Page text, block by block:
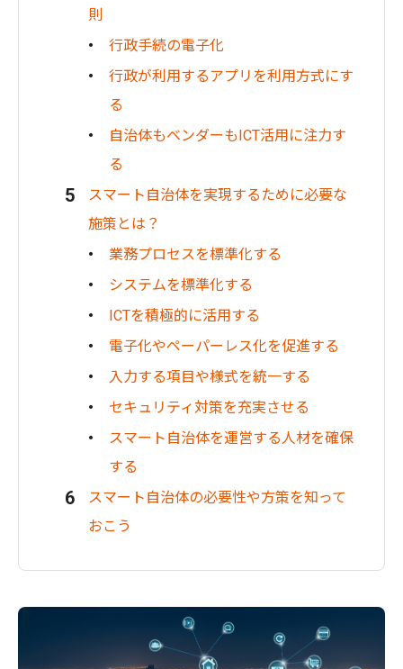
則
行政手続の電子化
行政が利用するアプリを利用方式にす
る
自治体もベンダーもICT活用に注力す
る
スマート自治体を実現するために必要な
施策とは？
業務プロセスを標準化する
システムを標準化する
ICTを積極的に活用する
電子化やペーパーレス化を促進する
入力する項目や様式を統一する
セキュリティ対策を充実させる
スマート自治体を運営する人材を確保
する
スマート自治体の必要性や方策を知って
おこう